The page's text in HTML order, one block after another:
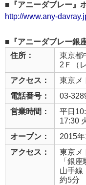
■『アニーダブレー』
http://www.any-
■『アニーダブレー銀
住所：
東京都
2Ｆ（
アクセス：
東京メ
電話番号：
03-
営業時間：
平日
17:30
オープン：
2015年
アクセス：
東京メ
「銀
山手線
約5分